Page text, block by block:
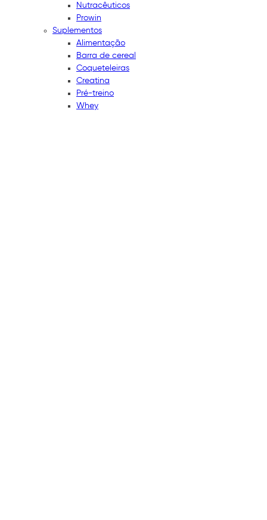
Nutracêuticos
Prowin
Suplementos
Alimentação
Barra de cereal
Coqueteleiras
Creatina
Pré-treino
Whey